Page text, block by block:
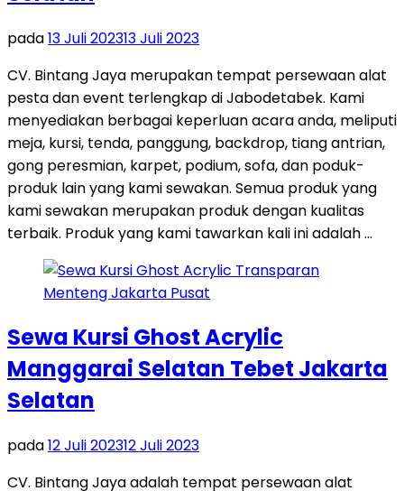
pada13 Juli 202313 Juli 2023
CV. Bintang Jaya merupakan tempat persewaan alat
pesta dan event terlengkap di Jabodetabek. Kami
menyediakan berbagai keperluan acara anda, meliputi
meja, kursi, tenda, panggung, backdrop, tiang antrian,
gong peresmian, karpet, podium, sofa, dan poduk-
produk lain yang kami sewakan. Semua produk yang
kami sewakan merupakan produk dengan kualitas
terbaik. Produk yang kami tawarkan kali ini adalah …
Sewa Kursi Ghost Acrylic
Manggarai Selatan Tebet Jakarta
Selatan
pada12 Juli 202312 Juli 2023
CV. Bintang Jaya adalah tempat persewaan alat